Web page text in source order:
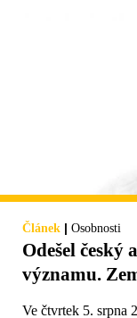
Článek | Osobnosti
Odešel český
významu.
Ve čtvrtek 5. srpna